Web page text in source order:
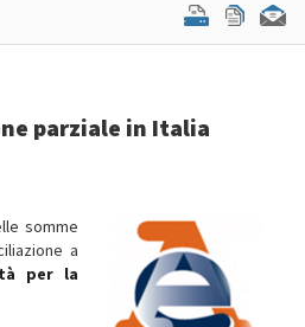
parziale in Italia
somme
a
per la